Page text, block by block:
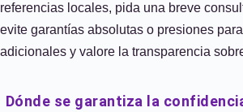
referencias locales, pida una breve
evite garantías absolutas o presiones
adicionales y valore la transparencia
Dónde se garantiza la